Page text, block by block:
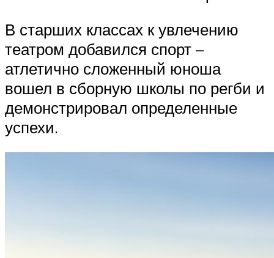
В старших классах к увлечению
театром добавился спорт –
атлетично сложенный юноша
вошел в сборную школы по регби и
демонстрировал определенные
успехи.